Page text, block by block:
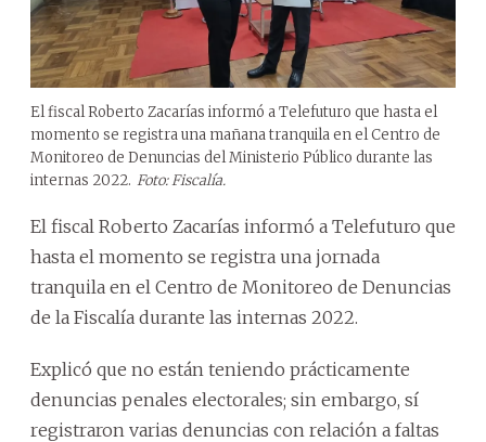
El fiscal Roberto Zacarías informó a Telefuturo que hasta el
momento se registra una mañana tranquila en el Centro de
Monitoreo de Denuncias del Ministerio Público durante las
internas 2022. Foto: Fiscalía.
El fiscal Roberto Zacarías informó a Telefuturo que
hasta el momento se registra una jornada
tranquila en el Centro de Monitoreo de Denuncias
de la Fiscalía durante las internas 2022.
Explicó que no están teniendo prácticamente
denuncias penales electorales; sin embargo, sí
registraron varias denuncias con relación a faltas